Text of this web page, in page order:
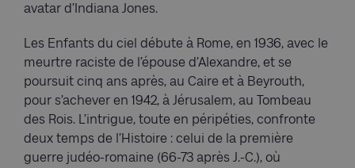
avatar d’Indiana Jones.
Les Enfants du ciel débute à Rome, en 1936, avec le
meurtre raciste de l’épouse d’Alexandre, et se
poursuit cinq ans après, au Caire et à Beyrouth,
pour s’achever en 1942, à Jérusalem, au Tombeau
des Rois. L’intrigue, toute en péripéties, confronte
deux temps de l’Histoire : celui de la première
guerre judéo-romaine (66-73 après J.-C.), où